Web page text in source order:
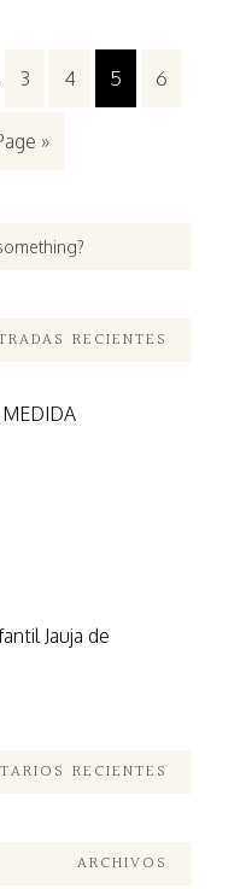
3 4 5 6
»
RECIENTES
Jauja de
RECIENTES
ARCHIVOS